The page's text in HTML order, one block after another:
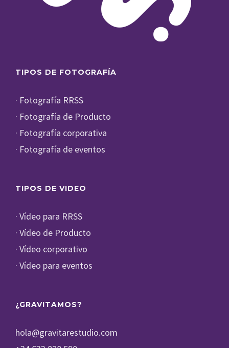
TIPOS DE FOTOGRAFÍA
· Fotografía RRSS
· Fotografía de Producto
· Fotografía corporativa
· Fotografía de eventos
TIPOS DE VIDEO
· Vídeo para RRSS
· Vídeo de Producto
· Vídeo corporativo
· Vídeo para eventos
¿GRAVITAMOS?
hola@gravitarestudio.com